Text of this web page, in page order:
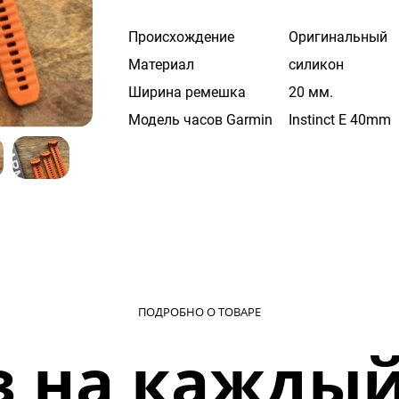
Происхождение
Оригинальный
Материал
силикон
Ширина ремешка
20 мм.
Модель часов Garmin
Instinct E 40mm
ПОДРОБНО О ТОВАРЕ
на